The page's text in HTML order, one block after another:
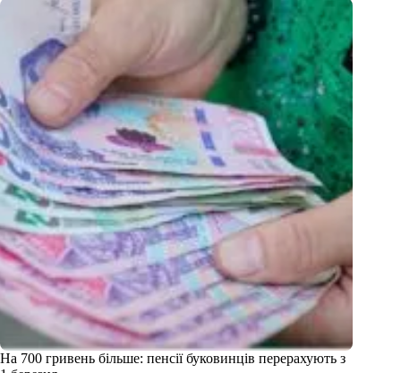
На 700 гривень більше: пенсії буковинців перерахують з